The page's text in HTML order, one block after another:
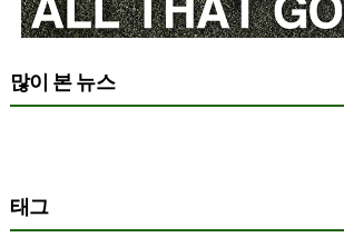
많이 본 뉴스
태그